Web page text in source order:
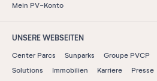
Mein PV-Konto
UNSERE WEBSEITEN
Center Parcs Sunparks Groupe PVCP
Solutions
Immobilien Karriere Presse